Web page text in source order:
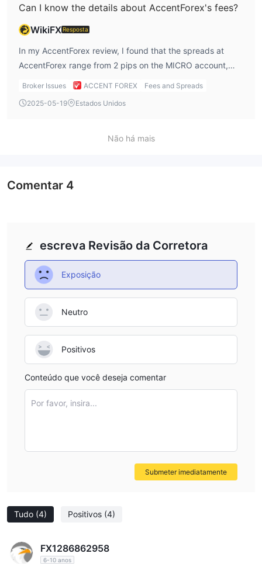
Can I know the details about AccentForex's fees?
WikiFX Resposta
In my AccentForex review, I found that the spreads at
AccentForex range from 2 pips on the MICRO account,
with tighter spreads on other accounts like the STP
commission, while other accounts charge a low $0.001
reasonable, but it’s important to consider the commission
Broker Issues ACCENT FOREX
Fees and Spreads
2025-05-19
Estados Unidos
Não há mais
Tudo (4) Positivos (4)
FX1286862958
6-10 anos
escreva Revisão da Corretora
Exposição
Neutro
Positivos
Conteúdo que você deseja comentar
Por favor, insira...
Submeter imediatamente
Comentar 4